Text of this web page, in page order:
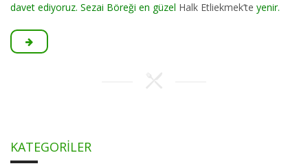
davet ediyoruz. Sezai Böreği en güzel Halk Etliekmek’te yenir.
KATEGORILER